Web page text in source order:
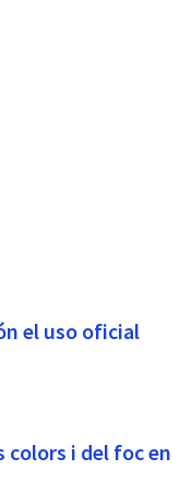
el uso oficial
colors i del foc en